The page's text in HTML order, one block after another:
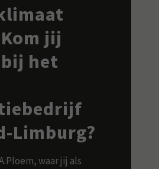
jij
het
Limburg?
waar jij als